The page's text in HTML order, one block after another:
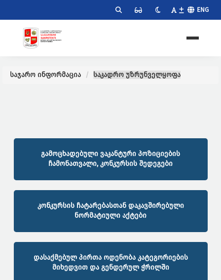
ENG
საჯარო ინფორმაცია საკადრო უზრუნველყოფა
გამოცხადებული ვაკანტური პოზიციების
ჩამონათვალი, კონკურსის შედეგები
კონკურსის ჩატარებასთან დაკავშირებული
ნორმატიული აქტები
დასაქმებულ პირთა ოდენობა კატეგორიების
მიხედვით და გენდერულ ჭრილში